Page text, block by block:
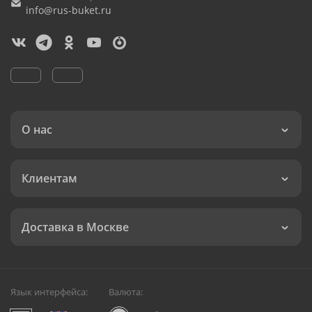
info@rus-buket.ru
О нас
Клиентам
Доставка в Москве
Язык интерфейса: Валюта: